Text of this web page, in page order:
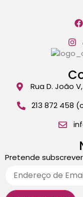
Rua D. João
213 872 458
Pretende